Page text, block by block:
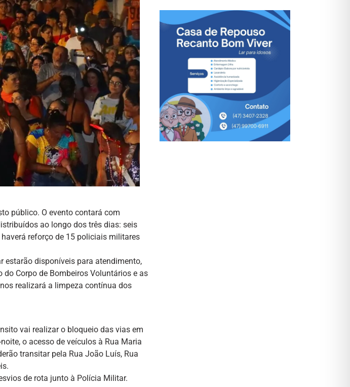
público. O evento contará com
ao longo dos três dias: seis
reforço de 15 policiais militares
estarão disponíveis para atendimento,
Corpo de Bombeiros Voluntários e as
realizará a limpeza contínua dos
vai realizar o bloqueio das vias em
o acesso de veículos à Rua Maria
transitar pela Rua João Luís, Rua
de rota junto à Polícia Militar.